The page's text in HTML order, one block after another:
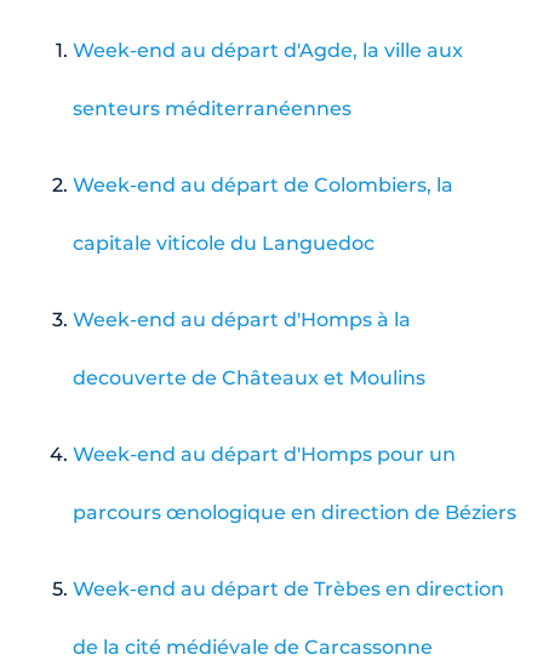
Week-end au départ d'Agde, la ville aux
senteurs méditerranéennes
Week-end au départ de Colombiers, la
capitale viticole du Languedoc
Week-end au départ d'Homps à la
decouverte de Châteaux et Moulins
Week-end au départ d'Homps pour un
parcours œnologique en direction de Béziers
Week-end au départ de Trèbes en direction
de la cité médiévale de Carcassonne